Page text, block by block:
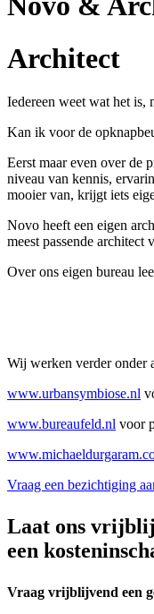
Architect
Iedereen weet wat het is,
Kan ik voor de
Eerst maar even over de
niveau van kennis,
mooier van, krijgt iets
Novo heeft een eigen
meest passende architect
Over ons eigen bureau
Wij werken verder onder
www.urbansymbiose.nl
www.bureaufeld.nl voor
Vraag een bezichtiging
Laat ons
een
Vraag vrijblijvend een